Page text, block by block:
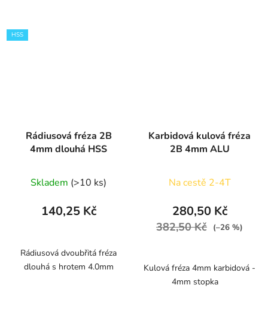
HSS
Rádiusová fréza 2B
4mm dlouhá HSS
Skladem (>10 ks)
140,25 Kč
Rádiusová dvoubřitá fréza
dlouhá s hrotem 4.0mm
Karbidová kulová fréza
2B 4mm ALU
Na cestě 2-4T
280,50 Kč
382,50 Kč (–26 %)
Kulová fréza 4mm karbidová -
4mm stopka